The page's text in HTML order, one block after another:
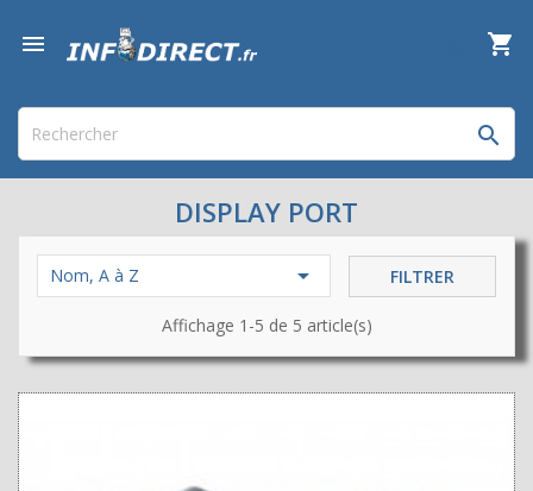
 shopping_cart

DISPLAY PORT
Nom, A à Z  FILTRER
Affichage 1-5 de 5 article(s)